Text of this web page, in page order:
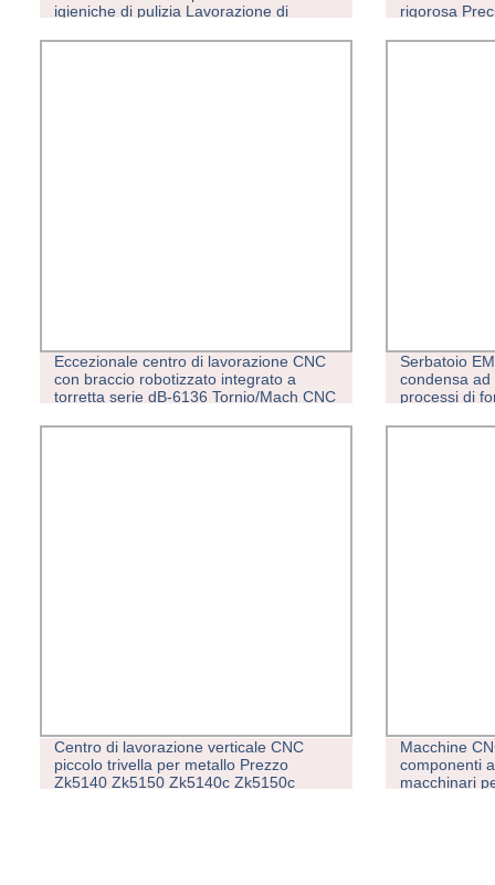
igieniche di pulizia Lavorazione di
rigorosa
Eccezionale centro di lavorazione CNC
con braccio robotizzato integrato a
torretta serie dB-6136 Tornio/Mach CNC
un&prime;ampia gamma Di applicazioni
Serbatoio
condensa
processi di
Centro di lavorazione verticale CNC
piccolo trivella per metallo Prezzo
Zk5140 Zk5150 Zk5140c Zk5150c
Macchine
componenti
macchinari